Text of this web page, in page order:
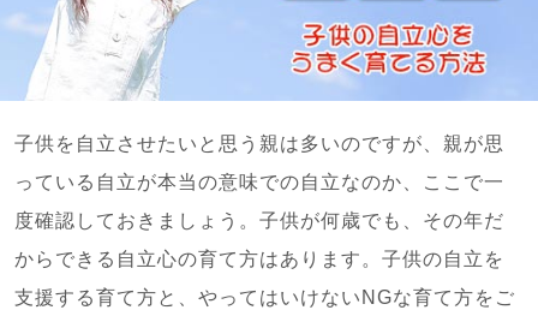
子供を自立させたいと思う親は多いのですが、親が思
っている自立が本当の意味での自立なのか、ここで一
度確認しておきましょう。子供が何歳でも、その年だ
からできる自立心の育て方はあります。子供の自立を
支援する育て方と、やってはいけないNGな育て方をご